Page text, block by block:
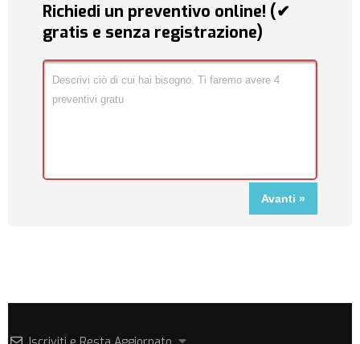
Richiedi un preventivo online! (✔
gratis e senza registrazione)